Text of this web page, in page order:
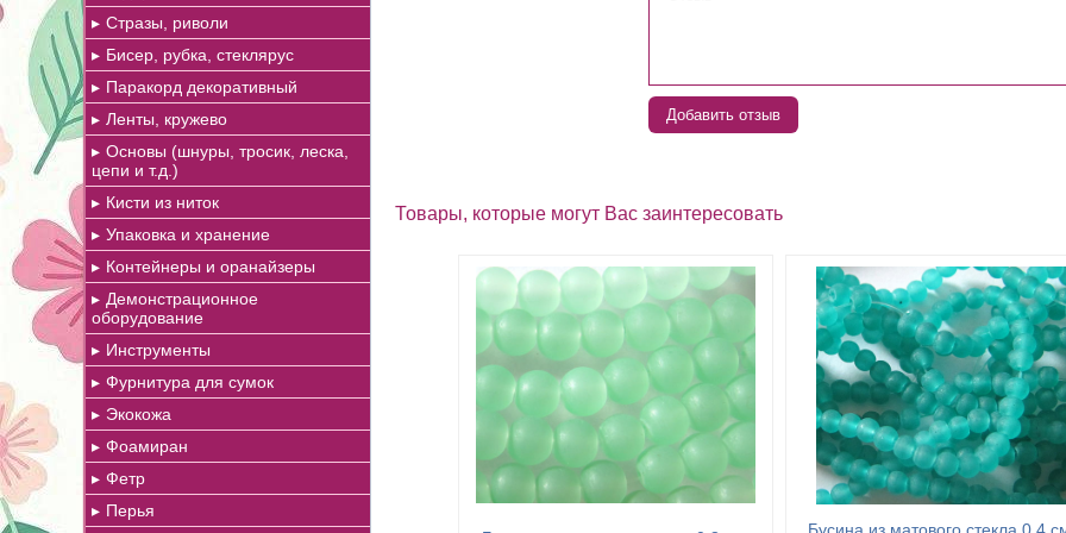
Стразы, риволи
Бисер, рубка, стеклярус
Паракорд декоративный
Ленты, кружево
Основы (шнуры, тросик, леска,
цепи и т.д.)
Кисти из ниток
Упаковка и хранение
Контейнеры и оранайзеры
Демонстрационное
оборудование
Инструменты
Фурнитура для сумок
Экокожа
Фоамиран
Фетр
Перья
Добавить отзыв
Товары, которые могут Вас заинтересовать
Бусина из матового стекла 0,4